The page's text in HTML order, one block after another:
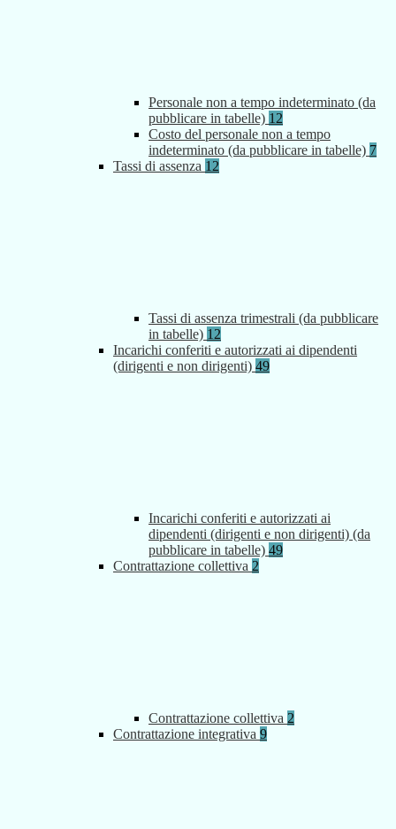
Personale non a tempo indeterminato (da
pubblicare in tabelle) 12
Costo del personale non a tempo
indeterminato (da pubblicare in tabelle) 7
Tassi di assenza 12
Tassi di assenza trimestrali (da pubblicare
in tabelle) 12
Incarichi conferiti e autorizzati ai dipendenti
(dirigenti e non dirigenti) 49
Incarichi conferiti e autorizzati ai
dipendenti (dirigenti e non dirigenti) (da
pubblicare in tabelle) 49
Contrattazione collettiva 2
Contrattazione collettiva 2
Contrattazione integrativa 9